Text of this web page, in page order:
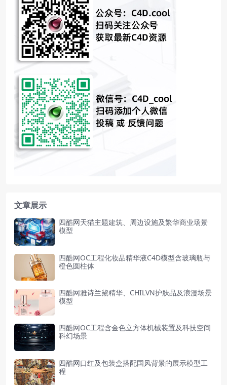
文章展示
四酷网天猫主题建筑、周边设施及繁华商业场景
模型
四酷网OC工程化妆品精华液C4D模型含玻璃瓶与
橙色圆柱体
四酷网雅诗兰黛精华、CHILVN护肤品及浪漫场景
模型
四酷网OC工程含金色立方体机械装置及科技空间
科幻场景
四酷网口红及包装盒搭配国风背景的展示模型工
程